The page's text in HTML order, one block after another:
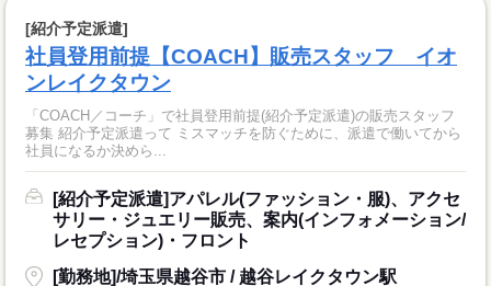
[紹介予定派遣]
社員登用前提【COACH】販売スタッフ イオ
ンレイクタウン
「COACH／コーチ」で社員登用前提(紹介予定派遣)の販売スタッフ
募集 紹介予定派遣って ミスマッチを防ぐために、派遣で働いてから
社員になるか決めら...
[紹介予定派遣]アパレル(ファッション・服)、アクセ
サリー・ジュエリー販売、案内(インフォメーション/
レセプション)・フロント
[勤務地]/埼玉県越谷市 / 越谷レイクタウン駅